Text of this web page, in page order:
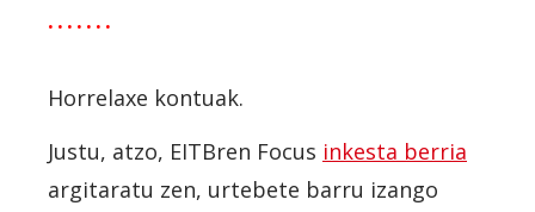
· · · · · · ·
Horrelaxe kontuak.
Justu, atzo, EITBren Focus inkesta berria
argitaratu zen, urtebete barru izango